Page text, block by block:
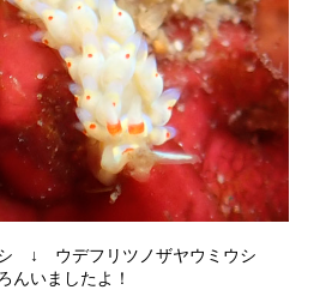
↓ ウデフリツノザヤウミウシ
んいましたよ！